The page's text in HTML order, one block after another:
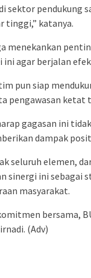
sektor pendukung
tinggi,” katanya.
menekankan
ini agar berjalan
pun siap
pengawasan ketat
gagasan ini
dampak
seluruh elemen,
sinergi ini sebagai
masyarakat.
bersama,
(Adv)